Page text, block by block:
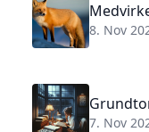
8. Nov
7. Nov